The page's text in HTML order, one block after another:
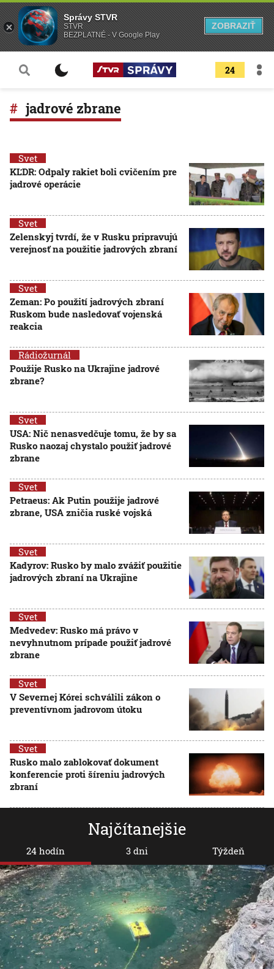
24
jadrové zbrane
Svet
KĽDR: Odpaly rakiet boli cvičením pre
jadrové operácie
Svet
Zelenskyj tvrdí, že v Rusku pripravujú
verejnosť na použitie jadrových zbraní
Svet
Zeman: Po použití jadrových zbraní
Ruskom bude nasledovať vojenská
reakcia
Rádiožurnál
Použije Rusko na Ukrajine jadrové
zbrane?
Svet
USA: Nič nenasvedčuje tomu, že by sa
Rusko naozaj chystalo použiť jadrové
zbrane
Svet
Petraeus: Ak Putin použije jadrové
zbrane, USA zničia ruské vojská
Svet
Kadyrov: Rusko by malo zvážiť použitie
jadrových zbraní na Ukrajine
Svet
Medvedev: Rusko má právo v
nevyhnutnom prípade použiť jadrové
zbrane
Svet
V Severnej Kórei schválili zákon o
preventívnom jadrovom útoku
Svet
Rusko malo zablokovať dokument
konferencie proti šíreniu jadrových
zbraní
Najčítanejšie
24 hodín 3 dni Týždeň
Správy STVR
STVR
BEZPLATNÉ - V Google Play
ZOBRAZIŤ